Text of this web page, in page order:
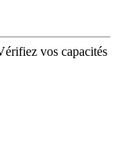
vos capacités